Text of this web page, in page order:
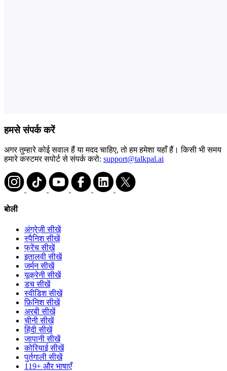
हमसे संपर्क करें
अगर तुम्हारे कोई सवाल हैं या मदद चाहिए, तो हम हमेशा यहाँ हैं। किसी भी समय
हमारे कस्टमर सपोर्ट से संपर्क करो: support@talkpal.ai
बोली
अंग्रेज़ी सीखें
स्पैनिश सीखें
फ्रेंच सीखें
इतालवी सीखें
जर्मन सीखें
यूक्रेनी सीखें
डच सीखें
स्वीडिश सीखें
फ़िनिश सीखें
अरबी सीखें
चीनी सीखें
हिंदी सीखें
जापानी सीखें
कोरियाई सीखें
पुर्तगाली सीखें
119+ और भाषाएँ